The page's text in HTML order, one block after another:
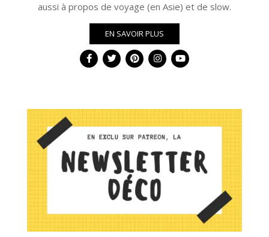
aussi à propos de voyage (en Asie) et de slow.
EN SAVOIR PLUS